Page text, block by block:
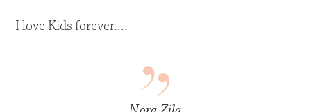
I love Kids forever....